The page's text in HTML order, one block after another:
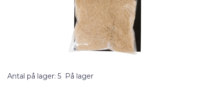
Antal på lager: 5 På lager